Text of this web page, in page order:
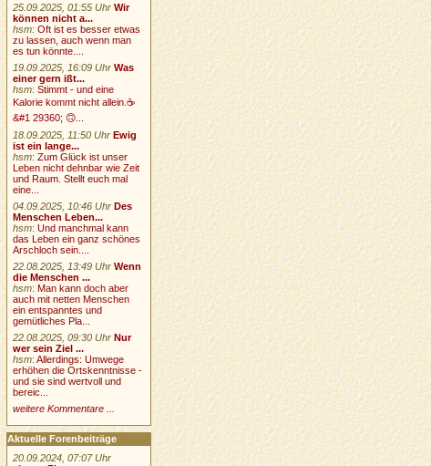
25.09.2025, 01:55 Uhr Wir
können nicht a...
hsm:Oft ist es besser etwas
zu lassen, auch wenn man
es tun könnte....
19.09.2025, 16:09 Uhr Was
einer gern ißt...
hsm:Stimmt - und eine
Kalorie kommt nicht allein.☕
&#1 29360; 🙃...
18.09.2025, 11:50 Uhr Ewig
ist ein lange...
hsm:Zum Glück ist unser
Leben nicht dehnbar wie Zeit
und Raum. Stellt euch mal
eine...
04.09.2025, 10:46 Uhr Des
Menschen Leben...
hsm:Und manchmal kann
das Leben ein ganz schönes
Arschloch sein....
22.08.2025, 13:49 Uhr Wenn
die Menschen ...
hsm:Man kann doch aber
auch mit netten Menschen
ein entspanntes und
gemütliches Pla...
22.08.2025, 09:30 Uhr Nur
wer sein Ziel ...
hsm:Allerdings: Umwege
erhöhen die Ortskenntnisse -
und sie sind wertvoll und
bereic...
weitere Kommentare ...
Aktuelle Forenbeiträge
20.09.2024, 07:07 Uhr